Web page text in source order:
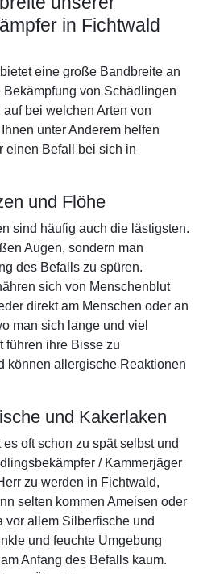
in Fichtwald
eine große Bandbreite an
von Schädlingen
bei welchen Arten von
unter Anderem helfen
einen Befall bei sich in
und Flöhe
sind häufig auch die lästigsten.
Augen, sondern man
des Befalls zu spüren.
sich von Menschenblut
direkt am Menschen oder an
man sich lange und viel
führen ihre Bisse zu
können allergische Reaktionen
und Kakerlaken
oft schon zu spät selbst und
/ Kammerjäger
zu werden in Fichtwald,
selten kommen Ameisen oder
vor allem Silberfische und
und feuchte Umgebung
Anfang des Befalls kaum.